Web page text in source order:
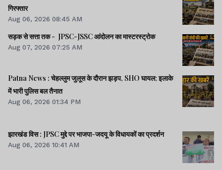
गिरफ्तार
Aug 06, 2026 08:45 AM
सड़क से सत्ता तक - JPSC-JSSC आंदोलन का मास्टरस्ट्रोक
Aug 07, 2026 07:25 AM
Patna News : चेहल्लुम जुलूस के दौरान झड़प, SHO घायल; इलाके
में भारी पुलिस बल तैनात
Aug 06, 2026 01:34 PM
झारखंड विस : JPSC मुद्दे पर भाजपा-जदयू के विधायकों का प्रदर्शन
Aug 06, 2026 10:41 AM